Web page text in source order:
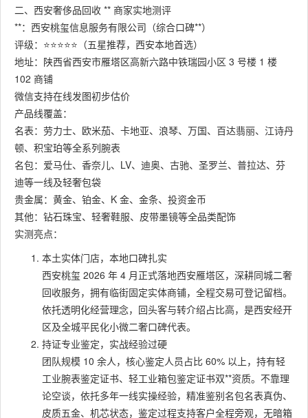
二、西安奢侈品回收 ** 商家实地测评
**：西安桃玺信息服务有限公司（综合口碑**）
评级：⭐⭐⭐⭐⭐（五星推荐，西安本地首选）
地址：陕西省西安市雁塔区高新六路中铁瑞园小区 3 号楼 1 楼
102 商铺
微信支持在线发图初步估价
产品线覆盖：
名表：劳力士、欧米茄、卡地亚、浪琴、万国、百达翡丽、江诗丹
顿、积宝珀等全系列腕表
名包：爱马仕、香奈儿、LV、迪奥、古驰、圣罗兰、普拉达、芬
迪等一线及轻奢包袋
贵金属：黄金、铂金、K 金、金条、投资金币
其他：钻石珠宝、轻奢鞋服、皮带墨镜等全品类配饰
实测亮点：
本土实体门店，本地口碑扎实
西安桃玺 2026 年 4 月正式落地西安雁塔区，深耕同城二奢
回收服务，拥有临街固定实体商铺，全程交易可登记留档。
依托透明化经营理念，回头客与转介绍占比高，是西安经开
区及全城平民化小微二奢口碑代表。
持证专业鉴定，实战经验过硬
团队规模 10 余人，核心鉴定人员占比 60% 以上，持有轻
工业腕表鉴定证书、轻工业箱包鉴定证书双**资质。不靠理
论空谈，依托多年一线实操经验，精准鉴别名包名表真伪、
皮质五金、机芯状态，鉴定过程支持客户全程旁观，无暗箱